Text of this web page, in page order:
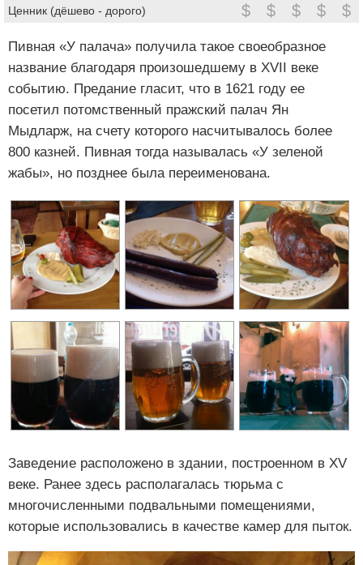
Ценник (дёшево - дорого) $ $ $ $ $
Пивная «У палача» получила такое своеобразное
название благодаря произошедшему в XVII веке
событию. Предание гласит, что в 1621 году ее
посетил потомственный пражский палач Ян
Мыдларж, на счету которого насчитывалось более
800 казней. Пивная тогда называлась «У зеленой
жабы», но позднее была переименована.
Заведение расположено в здании, построенном в XV
веке. Ранее здесь располагалась тюрьма с
многочисленными подвальными помещениями,
которые использовались в качестве камер для пыток.